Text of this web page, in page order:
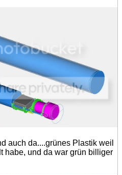
auch da....grünes Plastik weil
habe, und da war grün billiger